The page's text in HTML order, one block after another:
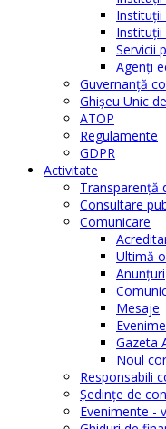
Instituţii
Instituţii
Servicii
Agenţi
Guvernanță
Ghişeu Unic
ATOP
Regulamente
GDPR
Activitate
Transparenţă
Consultare
Comunicare
Ultimă
Anunţuri
Mesaje
Gazeta
Noul
Responsabili
Şedinţe de
Evenimente -